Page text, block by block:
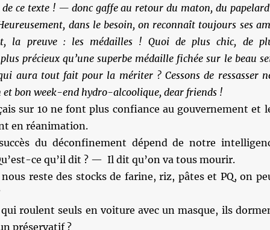
ce texte ! — donc gaffe au retour du maton, du
dans le besoin, on reconnaît toujours ses
la preuve : les médailles ! Quoi de plus chic, de
précieux qu’une superbe médaille fichée sur le beau
aura tout fait pour la mériter ? Cessons de ressasser
et bon week-end hydro-alcoolique, dear friends !
sur 10 ne font plus confiance au gouvernement et
en réanimation.
du déconfinement dépend de notre
ce qu’il dit ? — Il dit qu’on va tous mourir.
reste des stocks de farine, riz, pâtes et PQ, on
roulent seuls en voiture avec un masque, ils
préservatif ?